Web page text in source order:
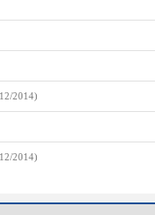
2014)
2014)